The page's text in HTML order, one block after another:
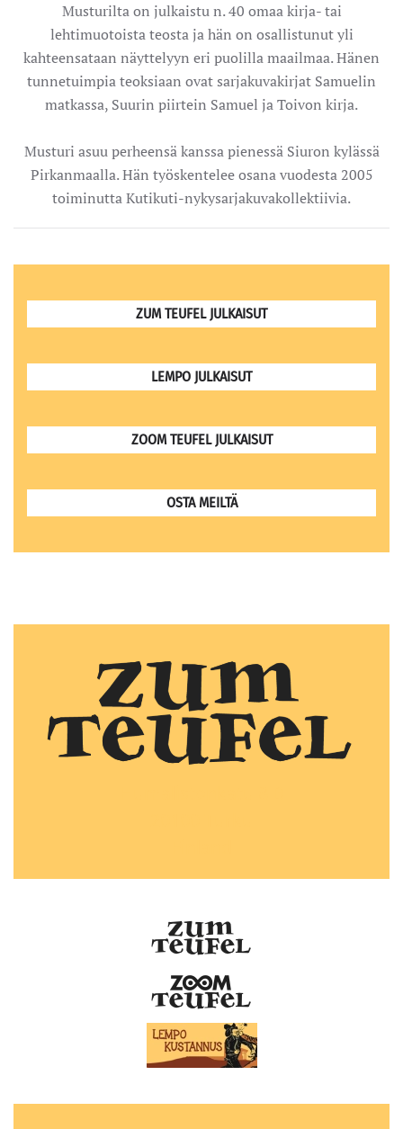
Musturilta on julkaistu n. 40 omaa kirja- tai
lehtimuotoista teosta ja hän on osallistunut yli
kahteensataan näyttelyyn eri puolilla maailmaa. Hänen
tunnetuimpia teoksiaan ovat sarjakuvakirjat Samuelin
matkassa, Suurin piirtein Samuel ja Toivon kirja.
Musturi asuu perheensä kanssa pienessä Siuron kylässä
Pirkanmaalla. Hän työskentelee osana vuodesta 2005
toiminutta Kutikuti-nykysarjakuvakollektiivia.
ZUM TEUFEL JULKAISUT
LEMPO JULKAISUT
ZOOM TEUFEL JULKAISUT
OSTA MEILTÄ